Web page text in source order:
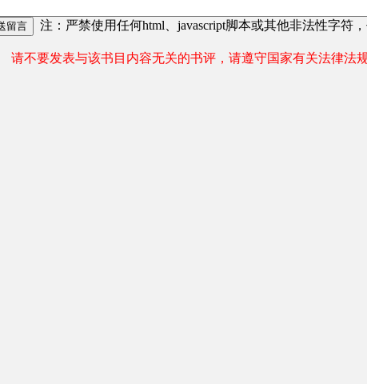
注：严禁使用任何html、javascript脚本或其他非法性字符
请不要发表与该书目内容无关的书评，请遵守国家有关法律法